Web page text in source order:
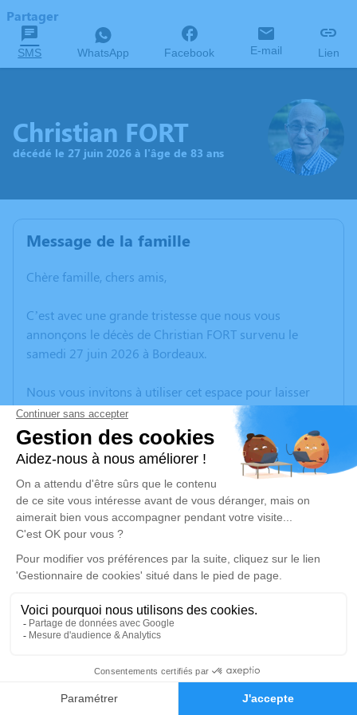
Faire-part Hommages
Partager
SMS WhatsApp Facebook E-mail Lien
Christian FORT
décédé le 27 juin 2026 à l'âge de 83 ans
Message de la famille
Chère famille, chers amis,
C’est avec une grande tristesse que nous vous
annonçons le décès de Christian FORT survenu le
samedi 27 juin 2026 à Bordeaux.
Nous vous invitons à utiliser cet espace pour laisser
vos condoléances, partager des photos souvenirs, une
anecdote ou exprimer vos pensées à travers des
poèmes ou des textes. Cet endroit est un lieu
d'expression dédié à honorer la mémoire de Christian
FORT.
Un service de plantation d’arbre hommage est
disponible ici.
Je rends hommage
Cérémonie religieuse
Église Saint Martin de Villenave-d'Ornon
Vieux bourg